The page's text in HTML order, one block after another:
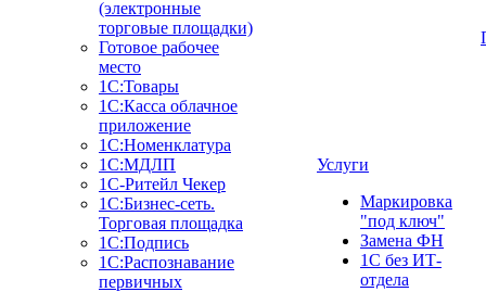
(электронные
торговые площадки)
Готовое рабочее
место
1С:Товары
1С:Касса облачное
приложение
1С:Номенклатура
1С:МДЛП
1C-Ритейл Чекер
1C:Бизнес-сеть.
Торговая площадка
1С:Подпись
1С:Распознавание
первичных
Услуги
Маркировка
"под ключ"
Замена ФН
1С без ИТ-
отдела